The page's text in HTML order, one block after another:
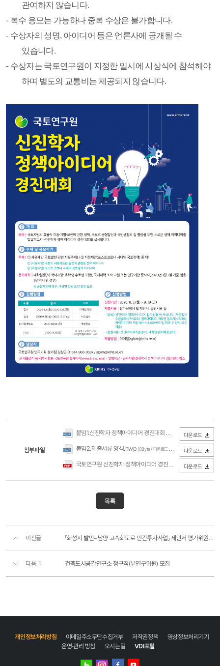
관여하지 않습니다.
- 복수 응모는 가능하나 중복 수상은 불가합니다.
- 수상자의 성명, 아이디어 등은 언론사에 공개될 수
있습니다.
- 수상자는 국토연구원이 지정한 일시에 시상식에 참석해야
하며 별도의 교통비는 제공되지 않습니다.
첨부파일
붙임1.신진학자 정책아이디어 경진대회 계획(안).hwp (0Byte / 다
다운로드
붙임2.제출서류 양식.hwp (0Byte / 다운로드 267회) 다운로드
국토연구원 신진학자 정책아이디어 경진대회 포스터.pdf (0Byte
다운로드
목록
이전글 「화성시 발안~남양 고속화도로 민간투자사업」 제안서 평가위원(후보자) 등록 모집 공고
다음글 건축도시공간연구소 정규직(부연구위원) 모집
개인정보처리방침 이메일주소무단수집거부 저작권정책
영상정보처리기기
운영·관리 방침
오시는길 VDI포털
네이버 인스타그램